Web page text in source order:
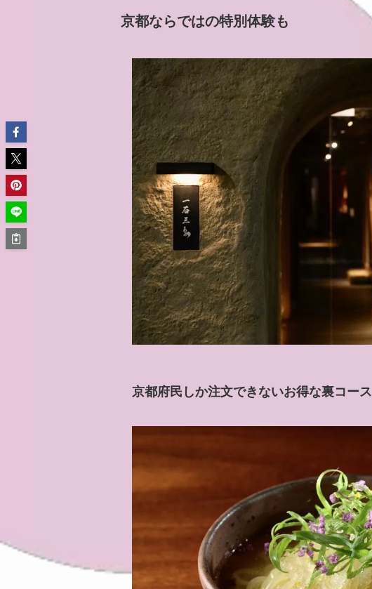
京都ならではの特別体験も
京都府民しか注文できないお得な裏コース